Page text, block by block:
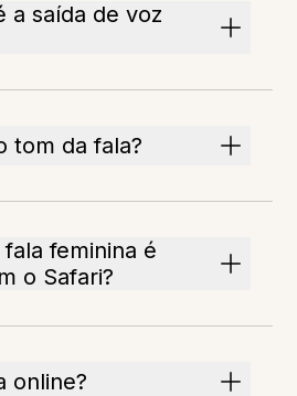
a saída de voz
tom da fala?
feminina é
o Safari?
online?